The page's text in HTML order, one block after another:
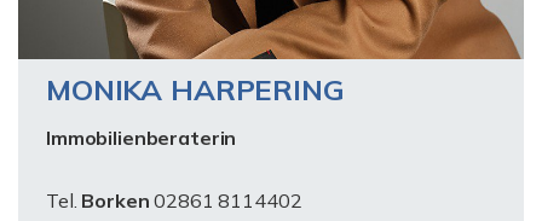
MONIKA HARPERING
Immobilienberaterin
Tel. Borken02861 8114402